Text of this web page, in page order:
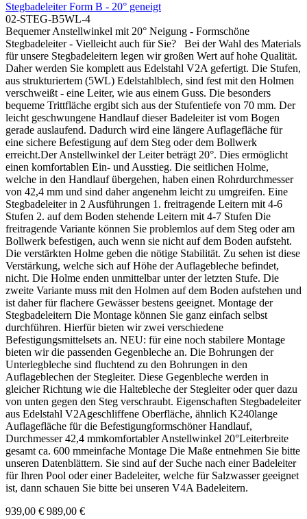
Stegbadeleiter Form B - 20° geneigt
02-STEG-B5WL-4
Bequemer Anstellwinkel mit 20° Neigung - Formschöne
Stegbadeleiter - Vielleicht auch für Sie? Bei der Wahl des Materials
für unsere Stegbadeleitern legen wir großen Wert auf hohe Qualität.
Daher werden Sie komplett aus Edelstahl V2A gefertigt. Die Stufen,
aus strukturiertem (5WL) Edelstahlblech, sind fest mit den Holmen
verschweißt - eine Leiter, wie aus einem Guss. Die besonders
bequeme Trittfläche ergibt sich aus der Stufentiefe von 70 mm. Der
leicht geschwungene Handlauf dieser Badeleiter ist vom Bogen
gerade auslaufend. Dadurch wird eine längere Auflagefläche für
eine sichere Befestigung auf dem Steg oder dem Bollwerk
erreicht.Der Anstellwinkel der Leiter beträgt 20°. Dies ermöglicht
einen komfortablen Ein- und Ausstieg. Die seitlichen Holme,
welche in den Handlauf übergehen, haben einen Rohrdurchmesser
von 42,4 mm und sind daher angenehm leicht zu umgreifen. Eine
Stegbadeleiter in 2 Ausführungen 1. freitragende Leitern mit 4-6
Stufen 2. auf dem Boden stehende Leitern mit 4-7 Stufen Die
freitragende Variante können Sie problemlos auf dem Steg oder am
Bollwerk befestigen, auch wenn sie nicht auf dem Boden aufsteht.
Die verstärkten Holme geben die nötige Stabilität. Zu sehen ist diese
Verstärkung, welche sich auf Höhe der Auflagebleche befindet,
nicht. Die Holme enden unmittelbar unter der letzten Stufe. Die
zweite Variante muss mit den Holmen auf dem Boden aufstehen und
ist daher für flachere Gewässer bestens geeignet. Montage der
Stegbadeleitern Die Montage können Sie ganz einfach selbst
durchführen. Hierfür bieten wir zwei verschiedene
Befestigungsmittelsets an. NEU: für eine noch stabilere Montage
bieten wir die passenden Gegenbleche an. Die Bohrungen der
Unterlegbleche sind fluchtend zu den Bohrungen in den
Auflageblechen der Stegleiter. Diese Gegenbleche werden in
gleicher Richtung wie die Haltebleche der Stegleiter oder quer dazu
von unten gegen den Steg verschraubt. Eigenschaften Stegbadeleiter
aus Edelstahl V2Ageschliffene Oberfläche, ähnlich K240lange
Auflagefläche für die Befestigungformschöner Handlauf,
Durchmesser 42,4 mmkomfortabler Anstellwinkel 20°Leiterbreite
gesamt ca. 600 mmeinfache Montage Die Maße entnehmen Sie bitte
unseren Datenblättern. Sie sind auf der Suche nach einer Badeleiter
für Ihren Pool oder einer Badeleiter, welche für Salzwasser geeignet
ist, dann schauen Sie bitte bei unseren V4A Badeleitern.
939,00 € 989,00 €